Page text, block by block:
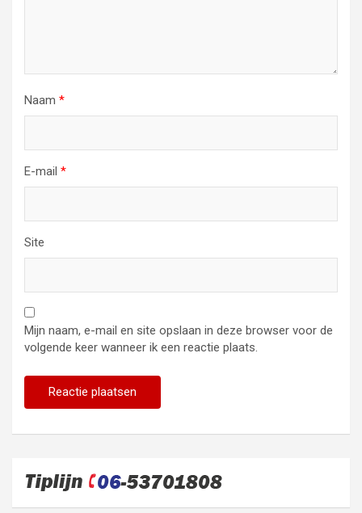
Naam *
E-mail *
Site
Mijn naam, e-mail en site opslaan in deze browser voor de
volgende keer wanneer ik een reactie plaats.